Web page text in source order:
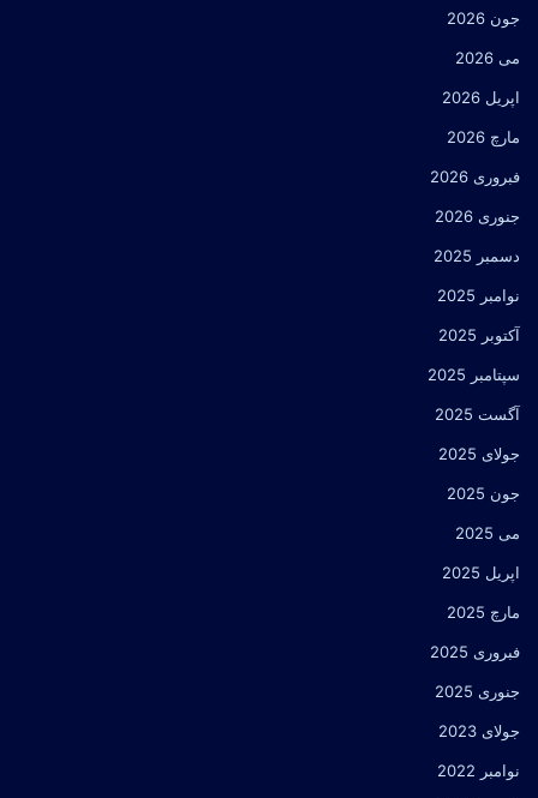
جون 2026
می 2026
اپریل 2026
مارچ 2026
فبروری 2026
جنوری 2026
دسمبر 2025
نوامبر 2025
آکتوبر 2025
سپتامبر 2025
آگست 2025
جولای 2025
جون 2025
می 2025
اپریل 2025
مارچ 2025
فبروری 2025
جنوری 2025
جولای 2023
نوامبر 2022